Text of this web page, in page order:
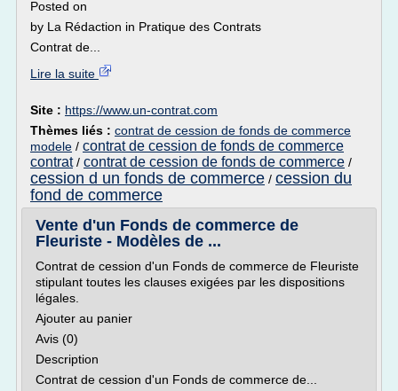
Posted on
by La Rédaction in Pratique des Contrats
Contrat de...
Lire la suite
Site : https://www.un-contrat.com
Thèmes liés : contrat de cession de fonds de commerce
modele / contrat de cession de fonds de commerce
contrat/ contrat de cession de fonds de commerce /
cession d un fonds de commerce / cession du
fond de commerce
Vente d'un Fonds de commerce de
Fleuriste - Modèles de ...
Contrat de cession d'un Fonds de commerce de Fleuriste
stipulant toutes les clauses exigées par les dispositions
légales.
Ajouter au panier
Avis (0)
Description
Contrat de cession d'un Fonds de commerce de...